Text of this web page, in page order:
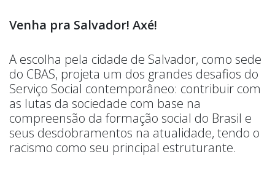
Venha pra Salvador! Axé!
A escolha pela cidade de Salvador, como sede
do CBAS, projeta um dos grandes desafios do
Serviço Social contemporâneo: contribuir com
as lutas da sociedade com base na
compreensão da formação social do Brasil e
seus desdobramentos na atualidade, tendo o
racismo como seu principal estruturante.